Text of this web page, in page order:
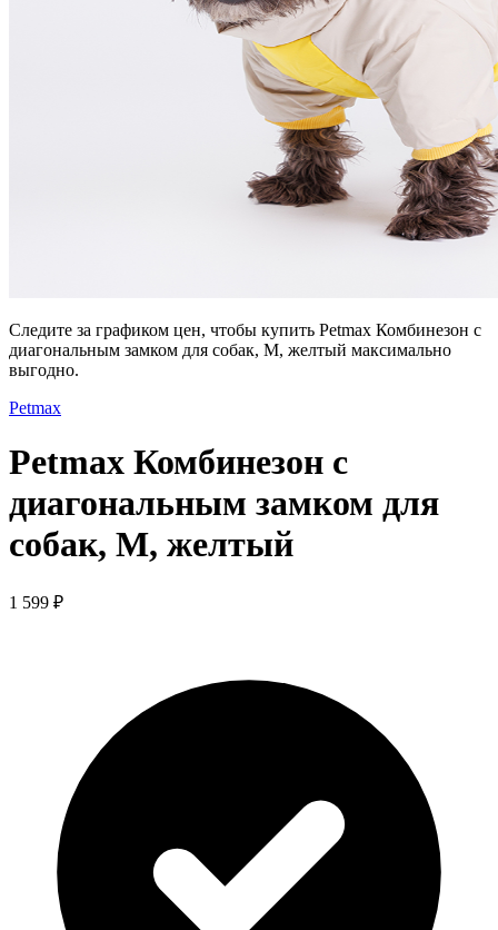
Следите за графиком цен, чтобы купить Petmax Комбинезон с
диагональным замком для собак, M, желтый максимально
выгодно.
Petmax
Petmax Комбинезон с
диагональным замком для
собак, M, желтый
1 599 ₽